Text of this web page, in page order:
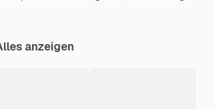
anzeigen